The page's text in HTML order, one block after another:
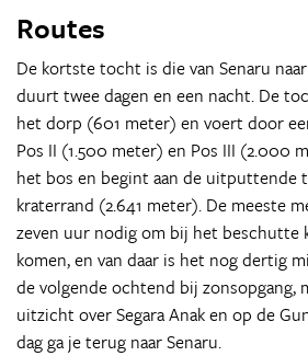
Routes
De kortste tocht is die van Senaru
duurt twee dagen en een nacht. De
het dorp (601 meter) en voert door
Pos II (1.500 meter) en Pos III (2.000
het bos en begint aan de uitputtende
kraterrand (2.641 meter). De meeste
zeven uur nodig om bij het beschutte
komen, en van daar is het nog dertig
de volgende ochtend bij zonsopgang,
uitzicht over Segara Anak en op de
dag ga je terug naar Senaru.